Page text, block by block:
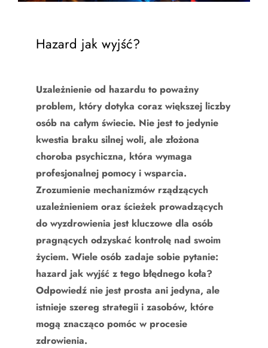
Hazard jak wyjść?
Uzależnienie od hazardu to poważny
problem, który dotyka coraz większej liczby
osób na całym świecie. Nie jest to jedynie
kwestia braku silnej woli, ale złożona
choroba psychiczna, która wymaga
profesjonalnej pomocy i wsparcia.
Zrozumienie mechanizmów rządzących
uzależnieniem oraz ścieżek prowadzących
do wyzdrowienia jest kluczowe dla osób
pragnących odzyskać kontrolę nad swoim
życiem. Wiele osób zadaje sobie pytanie:
hazard jak wyjść z tego błędnego koła?
Odpowiedź nie jest prosta ani jedyna, ale
istnieje szereg strategii i zasobów, które
mogą znacząco pomóc w procesie
zdrowienia.